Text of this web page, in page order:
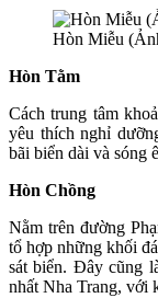
Hòn Miễu
Hòn Tằm
Cách trung tâm
yêu thích nghỉ
bãi biển dài và sóng
Hòn Chồng
Nằm trên đường
tổ hợp những khối
sát biển. Đây cũng
nhất Nha Trang, với